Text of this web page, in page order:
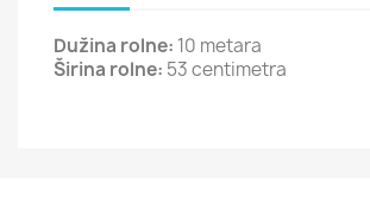
Dužina rolne: 10 metara
Širina rolne: 53 centimetra